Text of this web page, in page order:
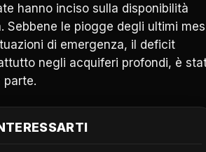
hanno inciso sulla disponibilità
Sebbene le piogge degli ultimi
di emergenza, il deficit
negli acquiferi profondi, è
parte.